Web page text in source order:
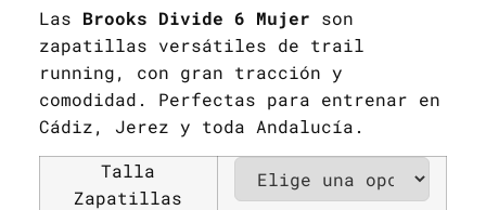
Las Brooks Divide 6 Mujer son
zapatillas versátiles de trail
running, con gran tracción y
comodidad. Perfectas para entrenar en
Cádiz, Jerez y toda Andalucía.
Talla
Zapatillas